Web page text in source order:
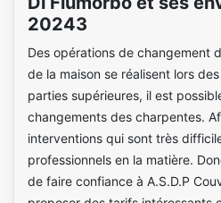
20243
Des opérations de changement
de la maison se réalisent lors
parties supérieures, il est
changements des charpentes.
interventions qui sont très
professionnels en la matière.
de faire confiance à A.S.D.P